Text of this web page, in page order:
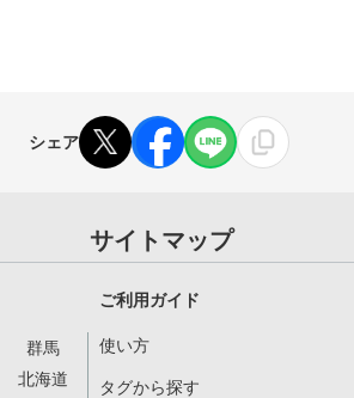
シェア
群馬
北海道
サイトマップ
ご利用ガイド
使い方
タグから探す